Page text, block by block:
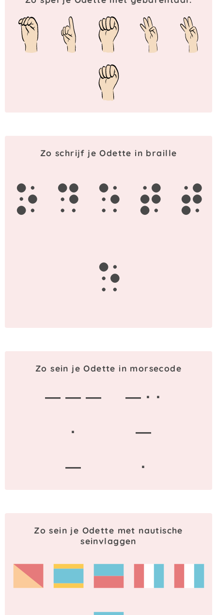
Zo schrijf je Odette in braille
o d e t t
e
Zo sein je Odette in morsecode
— — —
— · ·
·
—
—
·
Zo sein je Odette met nautische
seinvlaggen